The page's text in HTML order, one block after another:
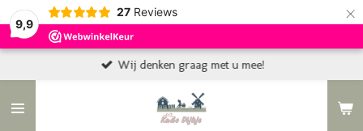
9,9
27 Reviews ×
Wij denken graag met u mee!